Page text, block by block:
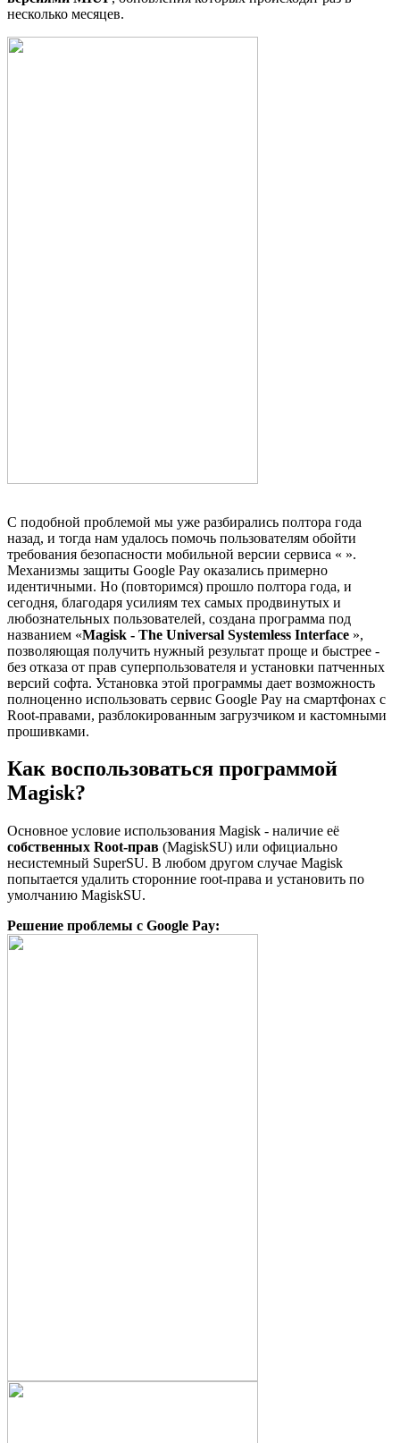
несколько месяцев.
С подобной проблемой мы уже разбирались полтора года
назад, и тогда нам удалось помочь пользователям обойти
требования безопасности мобильной версии сервиса « ».
Механизмы защиты Google Pay оказались примерно
идентичными. Но (повторимся) прошло полтора года, и
сегодня, благодаря усилиям тех самых продвинутых и
любознательных пользователей, создана программа под
названием «Magisk - The Universal Systemless Interface »,
позволяющая получить нужный результат проще и быстрее -
без отказа от прав суперпользователя и установки патченных
версий софта. Установка этой программы дает возможность
полноценно использовать сервис Google Pay на смартфонах с
Root-правами, разблокированным загрузчиком и кастомными
прошивками.
Как воспользоваться программой
Magisk?
Основное условие использования Magisk - наличие её
собственных Root-прав (MagiskSU) или официально
несистемный SuperSU. В любом другом случае Magisk
попытается удалить сторонние root-права и установить по
умолчанию MagiskSU.
Решение проблемы с Google Pay: